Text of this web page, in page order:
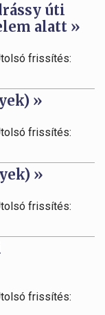
úti
alatt »
frissítés:
»
frissítés:
»
frissítés:
frissítés: